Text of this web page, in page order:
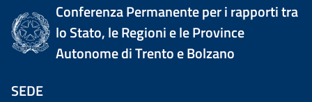
Conferenza Permanente per i rapporti tra
lo Stato, le Regioni e le Province
Autonome di Trento e Bolzano
SEDE